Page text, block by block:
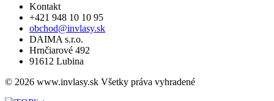
Kontakt
+421 948 10 10 95
obchod@invlasy.sk
DAIMA s.r.o.
Hrnčiarové 492
91612 Lubina
© 2026 www.invlasy.sk Všetky práva vyhradené